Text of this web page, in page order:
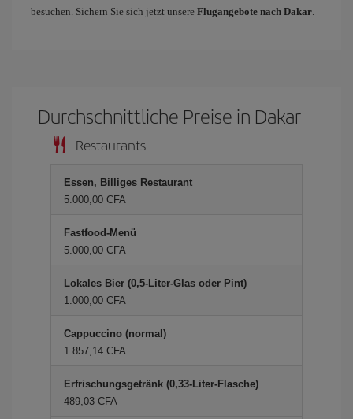
besuchen. Sichern Sie sich jetzt unsere Flugangebote nach Dakar.
Durchschnittliche Preise in Dakar
Restaurants
Essen, Billiges Restaurant
5.000,00 CFA
Fastfood-Menü
5.000,00 CFA
Lokales Bier (0,5-Liter-Glas oder Pint)
1.000,00 CFA
Cappuccino (normal)
1.857,14 CFA
Erfrischungsgetränk (0,33-Liter-Flasche)
489,03 CFA